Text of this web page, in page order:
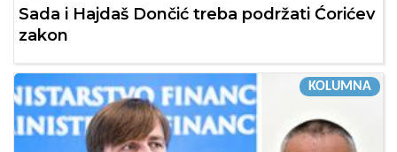
Sada i Hajdaš Dončić treba podržati Ćorićev
zakon
KOLUMNA